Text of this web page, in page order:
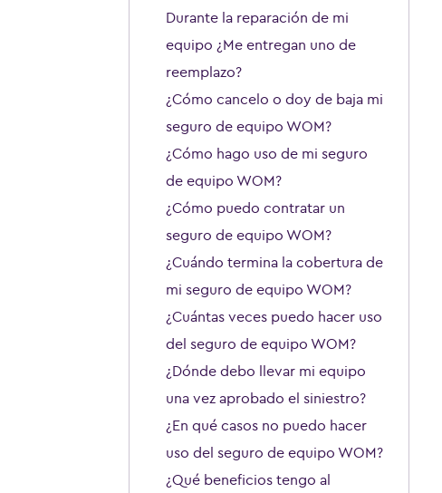
Durante la reparación de mi
equipo ¿Me entregan uno de
reemplazo?
¿Cómo cancelo o doy de baja mi
seguro de equipo WOM?
¿Cómo hago uso de mi seguro
de equipo WOM?
¿Cómo puedo contratar un
seguro de equipo WOM?
¿Cuándo termina la cobertura de
mi seguro de equipo WOM?
¿Cuántas veces puedo hacer uso
del seguro de equipo WOM?
¿Dónde debo llevar mi equipo
una vez aprobado el siniestro?
¿En qué casos no puedo hacer
uso del seguro de equipo WOM?
¿Qué beneficios tengo al